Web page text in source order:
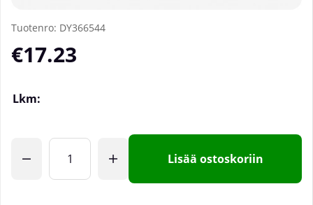
Tuotenro: DY366544
€17.23
Lkm:
Lisää ostoskoriin